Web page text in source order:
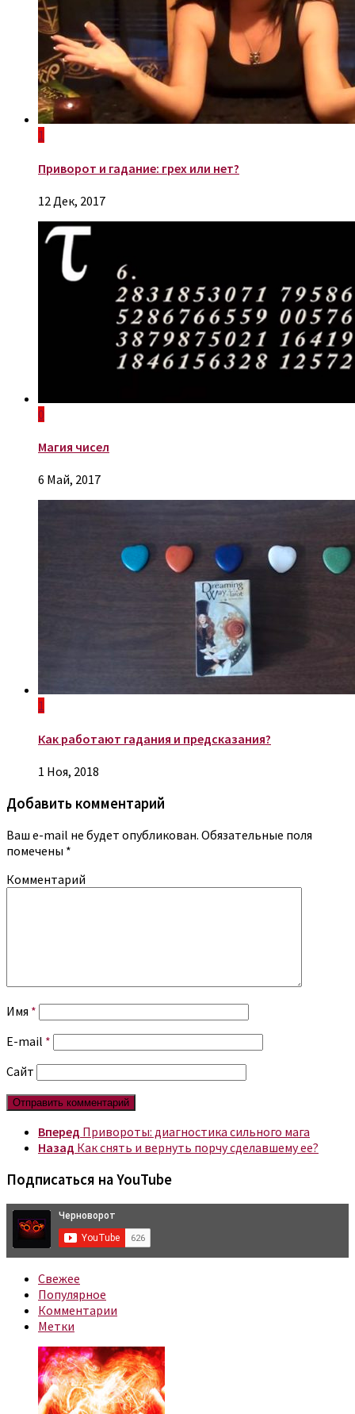
1
Приворот и гадание: грех или нет?
12 Дек, 2017
0
Магия чисел
6 Май, 2017
1
Как работают гадания и предсказания?
1 Ноя, 2018
Добавить комментарий
Ваш e-mail не будет опубликован. Обязательные поля
помечены *
Комментарий
Имя *
E-mail *
Сайт
Вперед Привороты: диагностика сильного мага
Назад Как снять и вернуть порчу сделавшему ее?
Подписаться на YouTube
Свежее
Популярное
Комментарии
Метки